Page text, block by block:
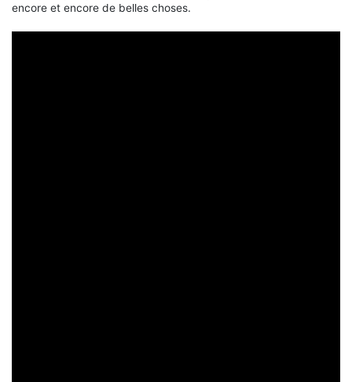
encore et encore de belles choses.